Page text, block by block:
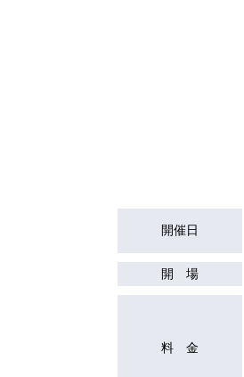
開催日
開 場
料 金